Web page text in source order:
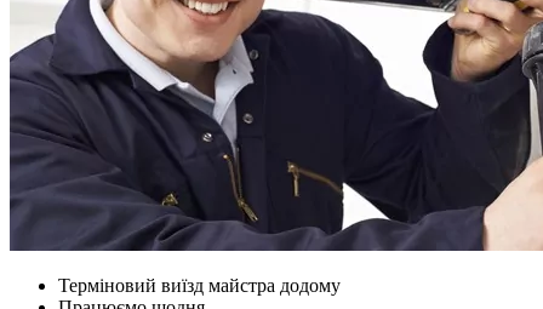
Терміновий виїзд майстра додому